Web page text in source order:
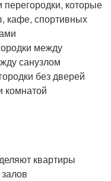
которые
кафе, спортивных
между
санузлом
без дверей
комнатой
квартиры